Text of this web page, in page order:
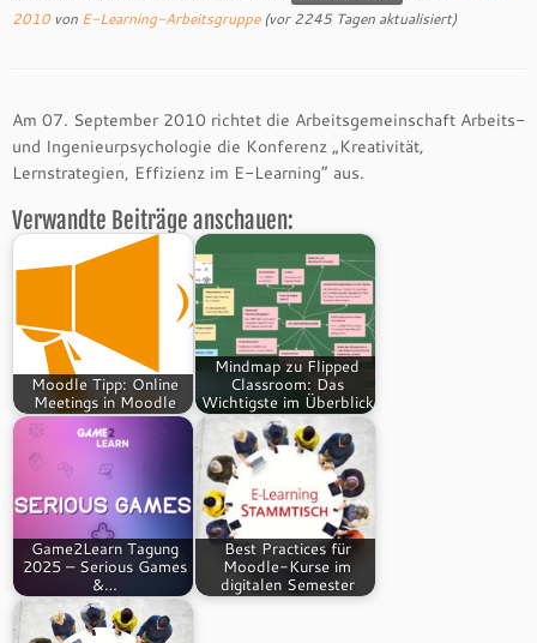
2010 von E-Learning-Arbeitsgruppe(vor 2245 Tagen aktualisiert)
Am 07. September 2010 richtet die Arbeitsgemeinschaft Arbeits-
und Ingenieurpsychologie die Konferenz „Kreativität,
Lernstrategien, Effizienz im E-Learning“ aus.
Verwandte Beiträge anschauen:
Moodle Tipp: Online
Meetings in Moodle
Mindmap zu Flipped
Classroom: Das
Wichtigste im Überblick
Game2Learn Tagung
2025 – Serious Games
&…
Best Practices für
Moodle-Kurse im
digitalen Semester